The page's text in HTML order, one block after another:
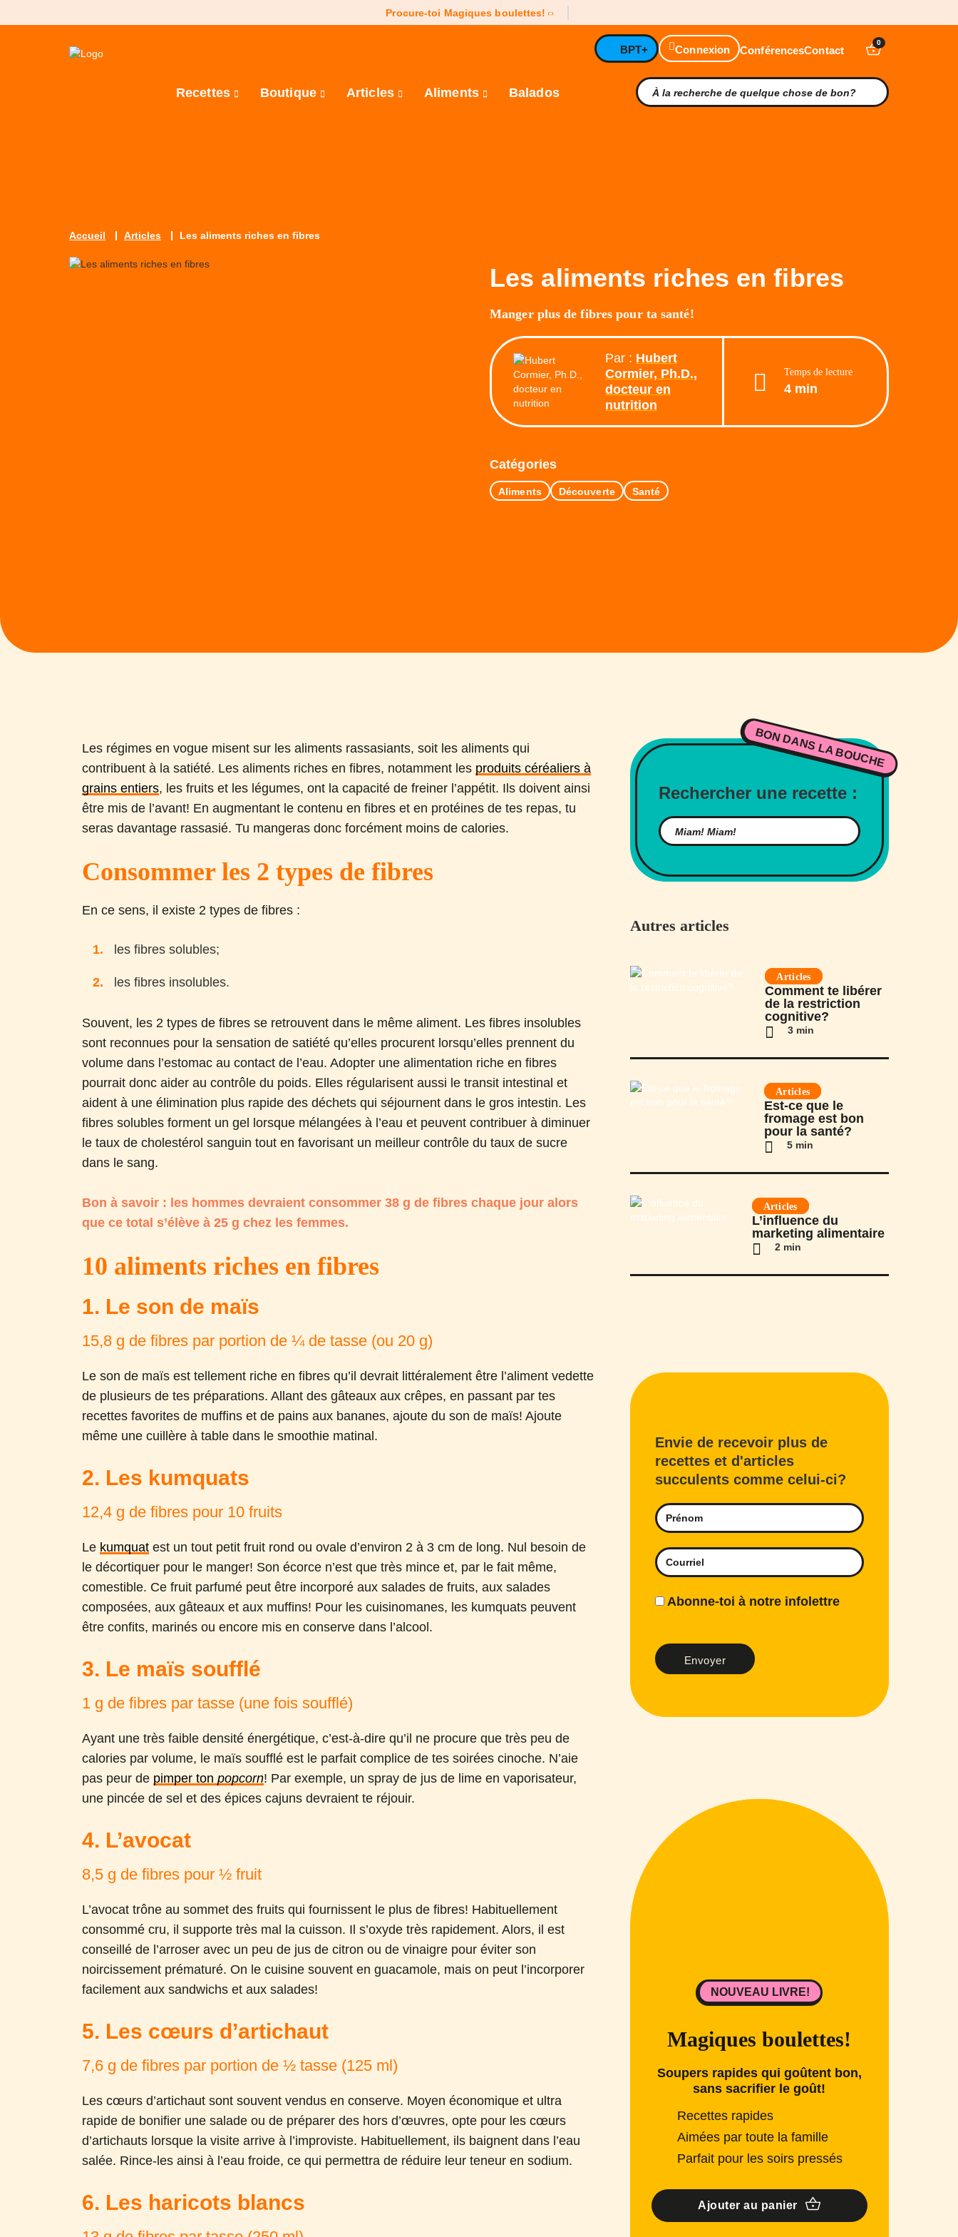
Procure-toi Magiques boulettes!
BPT+ Connexion ConférencesContact
0
Recettes Boutique Articles Aliments Balados
Accueil Articles Les aliments riches en fibres
Les aliments riches en fibres
Manger plus de fibres pour ta santé!
Par : Hubert
Cormier, Ph.D.,
docteur en
nutrition
Temps de lecture
4 min
Catégories
Aliments Découverte Santé
Les régimes en vogue misent sur les aliments rassasiants, soit les aliments qui
contribuent à la satiété. Les aliments riches en fibres, notamment les produits céréaliers à
grains entiers, les fruits et les légumes, ont la capacité de freiner l’appétit. Ils doivent ainsi
être mis de l’avant! En augmentant le contenu en fibres et en protéines de tes repas, tu
seras davantage rassasié. Tu mangeras donc forcément moins de calories.
Consommer les 2 types de fibres
En ce sens, il existe 2 types de fibres :
les fibres solubles;
les fibres insolubles.
Souvent, les 2 types de fibres se retrouvent dans le même aliment. Les fibres insolubles
sont reconnues pour la sensation de satiété qu’elles procurent lorsqu’elles prennent du
volume dans l’estomac au contact de l’eau. Adopter une alimentation riche en fibres
pourrait donc aider au contrôle du poids. Elles régularisent aussi le transit intestinal et
aident à une élimination plus rapide des déchets qui séjournent dans le gros intestin. Les
fibres solubles forment un gel lorsque mélangées à l’eau et peuvent contribuer à diminuer
le taux de cholestérol sanguin tout en favorisant un meilleur contrôle du taux de sucre
dans le sang.
Bon à savoir : les hommes devraient consommer 38 g de fibres chaque jour alors
que ce total s’élève à 25 g chez les femmes.
10 aliments riches en fibres
1. Le son de maïs
15,8 g de fibres par portion de ¼ de tasse (ou 20 g)
Le son de maïs est tellement riche en fibres qu’il devrait littéralement être l’aliment vedette
de plusieurs de tes préparations. Allant des gâteaux aux crêpes, en passant par tes
recettes favorites de muffins et de pains aux bananes, ajoute du son de maïs! Ajoute
même une cuillère à table dans le smoothie matinal.
2. Les kumquats
12,4 g de fibres pour 10 fruits
Le kumquat est un tout petit fruit rond ou ovale d’environ 2 à 3 cm de long. Nul besoin de
le décortiquer pour le manger! Son écorce n’est que très mince et, par le fait même,
comestible. Ce fruit parfumé peut être incorporé aux salades de fruits, aux salades
composées, aux gâteaux et aux muffins! Pour les cuisinomanes, les kumquats peuvent
être confits, marinés ou encore mis en conserve dans l’alcool.
3. Le maïs soufflé
1 g de fibres par tasse (une fois soufflé)
Ayant une très faible densité énergétique, c’est-à-dire qu’il ne procure que très peu de
calories par volume, le maïs soufflé est le parfait complice de tes soirées cinoche. N’aie
pas peur de pimper tonpopcorn! Par exemple, un spray de jus de lime en vaporisateur,
une pincée de sel et des épices cajuns devraient te réjouir.
4. L’avocat
8,5 g de fibres pour ½ fruit
L’avocat trône au sommet des fruits qui fournissent le plus de fibres! Habituellement
consommé cru, il supporte très mal la cuisson. Il s’oxyde très rapidement. Alors, il est
conseillé de l’arroser avec un peu de jus de citron ou de vinaigre pour éviter son
noircissement prématuré. On le cuisine souvent en guacamole, mais on peut l’incorporer
facilement aux sandwichs et aux salades!
5. Les cœurs d’artichaut
7,6 g de fibres par portion de ½ tasse (125 ml)
Les cœurs d’artichaut sont souvent vendus en conserve. Moyen économique et ultra
rapide de bonifier une salade ou de préparer des hors d’œuvres, opte pour les cœurs
d’artichauts lorsque la visite arrive à l’improviste. Habituellement, ils baignent dans l’eau
salée. Rince-les ainsi à l’eau froide, ce qui permettra de réduire leur teneur en sodium.
6. Les haricots blancs
BON DANS LA BOUCHE
Rechercher une recette :
Autres articles
Articles
Comment te libérer
de la restriction
cognitive?
3 min
Articles
Est-ce que le
fromage est bon
pour la santé?
5 min
Articles
L’influence du
marketing alimentaire
2 min
Envie de recevoir plus de
recettes et d'articles
succulents comme celui-ci?
Abonne-toi à notre infolettre
Magiques boulettes!
Soupers rapides qui goûtent bon,
sans sacrifier le goût!
Recettes rapides
Aimées par toute la famille
Parfait pour les soirs pressés
Ajouter au panier
NOUVEAU LIVRE!